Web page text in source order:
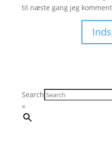
til næste gang jeg
Search
×